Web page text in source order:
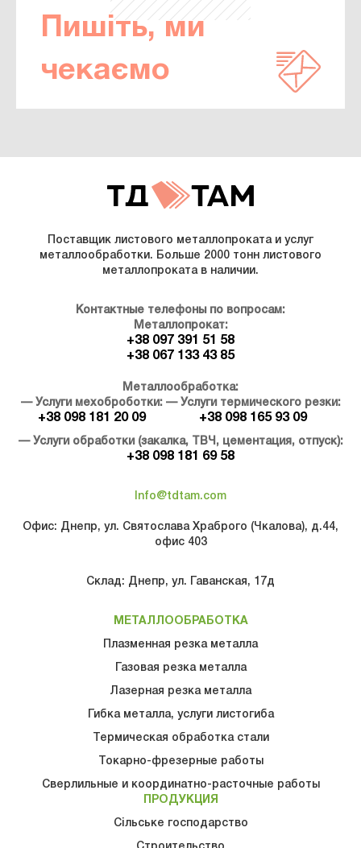
Пишіть, ми
чекаємо
Поставщик листового металлопроката и услуг
металлообработки. Больше 2000 тонн листового
металлопроката в наличии.
Контактные телефоны по вопросам:
Металлопрокат:
+38 097 391 51 58
+38 067 133 43 85
Металлообработка:
— Услуги мехоброботки:
+38 098 181 20 09
— Услуги термического резки:
+38 098 165 93 09
— Услуги обработки (закалка, ТВЧ, цементация, отпуск):
+38 098 181 69 58
Info@tdtam.com
Офис: Днепр, ул. Святослава Храброго (Чкалова), д.44,
офис 403
Склад: Днепр, ул. Гаванская, 17д
ПРОДУКЦИЯ
Сільське господарство
МЕТАЛЛООБРАБОТКА
Плазменная резка металла
Газовая резка металла
Лазерная резка металла
Гибка металла, услуги листогиба
Термическая обработка стали
Токарно-фрезерные работы
Сверлильные и координатно-расточные работы